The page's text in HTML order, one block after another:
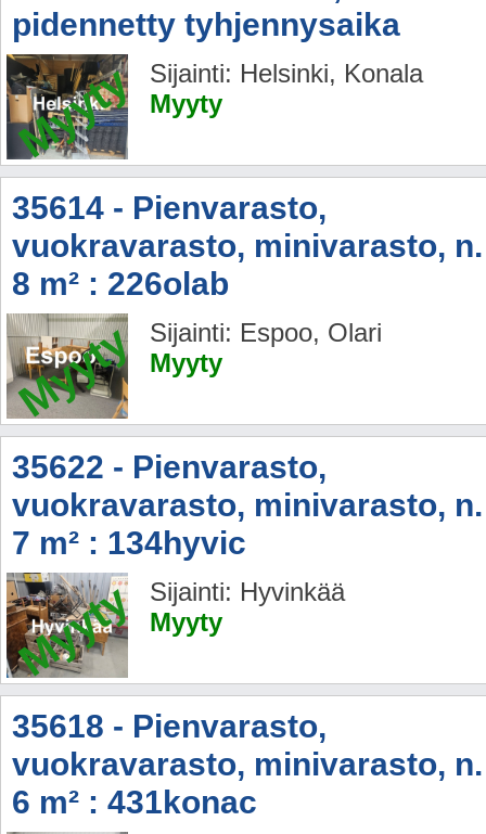
pidennetty tyhjennysaika
Myyty
Sijainti: Helsinki, Konala
Myyty
35614 - Pienvarasto,
vuokravarasto, minivarasto, n.
8 m² : 226olab
Myyty
Sijainti: Espoo, Olari
Myyty
35622 - Pienvarasto,
vuokravarasto, minivarasto, n.
7 m² : 134hyvic
Myyty
Sijainti: Hyvinkää
Myyty
35618 - Pienvarasto,
vuokravarasto, minivarasto, n.
6 m² : 431konac